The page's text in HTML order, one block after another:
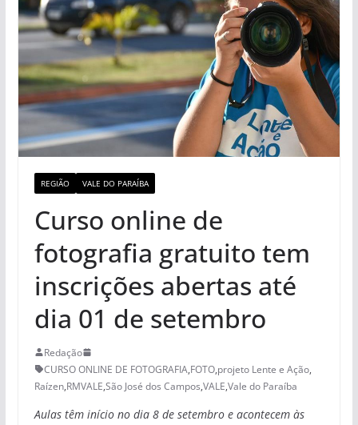
REGIÃO VALE DO PARAÍBA
Curso online de
fotografia gratuito tem
inscrições abertas até
dia 01 de setembro
Redação
CURSO ONLINE DE FOTOGRAFIA,FOTO,projeto Lente e Ação,
Raízen,RMVALE,São José dos Campos,VALE,Vale do Paraíba
Aulas têm início no dia 8 de setembro e acontecem às